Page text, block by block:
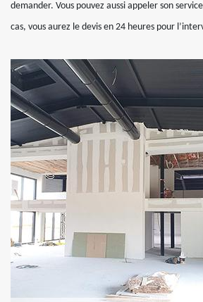
demander. Vous pouvez aussi appeler son
cas, vous aurez le devis en 24 heures pour